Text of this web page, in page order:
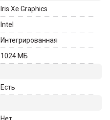
Iris Xe Graphics
Intel
Интегрированная
1024 МБ
Есть